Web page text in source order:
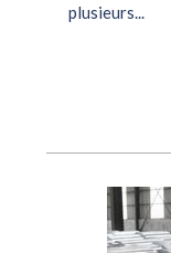
plusieurs...